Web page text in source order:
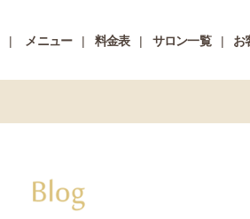
メニュー 料金表 サロン一覧 お